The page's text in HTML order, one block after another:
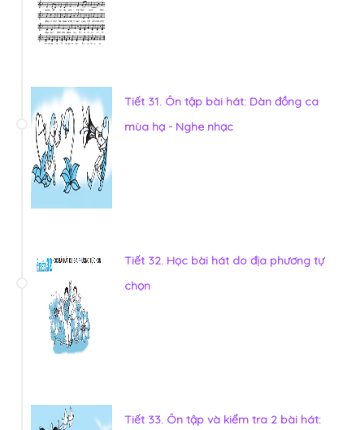
Tiết 31. Ôn tập bài hát: Dàn đồng ca
mùa hạ - Nghe nhạc
Tiết 32. Học bài hát do địa phương tự
chọn
Tiết 33. Ôn tập và kiểm tra 2 bài hát: